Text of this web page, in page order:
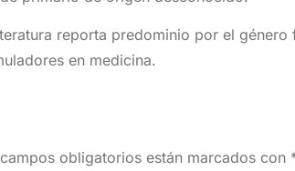
reporta predominio por el
en medicina.
obligatorios están marcados con